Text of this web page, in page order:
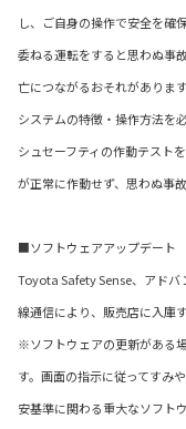
し、ご自身の操作で安全を
委ねる運転をすると思わぬ事
亡につながるおそれがあり
システムの特徴・操作方法
シュセーフティの作動テスト
が正常に作動せず、思わぬ事
■ソフトウェアアップデート
Toyota Safety Sense、アドバ
線通信により、販売店に入庫
※ソフトウェアの更新がある
す。画面の指示に従ってす
安基準に関わる重大なソフト